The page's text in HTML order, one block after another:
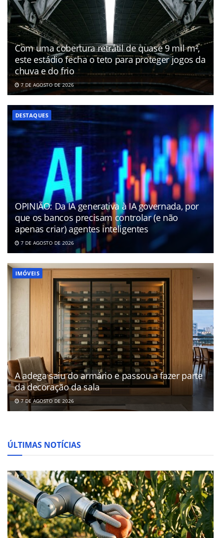
Com uma cobertura retrátil de quase 9 mil m²,
este estádio fecha o teto para proteger jogos da
chuva e do frio
7 DE AGOSTO DE 2026
DESTAQUES
OPINIÃO: Da IA generativa à IA governada, por
que os bancos precisam controlar (e não
apenas criar) agentes inteligentes
7 DE AGOSTO DE 2026
IMÓVEIS
A adega saiu do armário e passou a fazer parte
da decoração da sala
7 DE AGOSTO DE 2026
ÚLTIMAS NOTÍCIAS